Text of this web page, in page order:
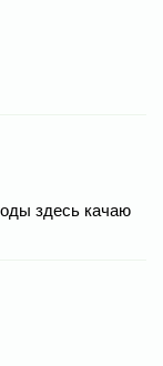
здесь качаю